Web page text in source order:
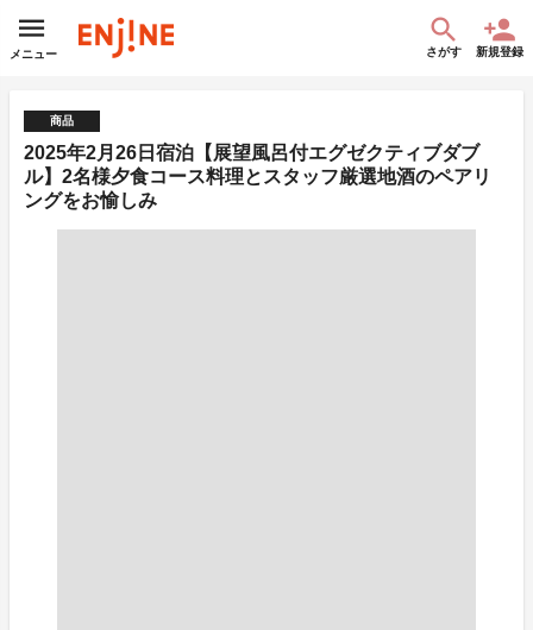
メニュー さがす 新規登録
商品
2025年2月26日宿泊【展望風呂付エグゼクティブダブ
ル】2名様夕食コース料理とスタッフ厳選地酒のペアリ
ングをお愉しみ